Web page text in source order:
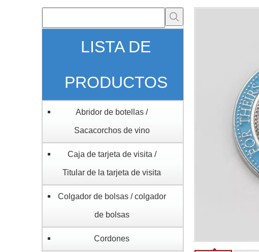
LISTA DE
PRODUCTOS
Abridor de botellas /
Sacacorchos de vino
Caja de tarjeta de visita /
Titular de la tarjeta de visita
Colgador de bolsas / colgador
de bolsas
Cordones